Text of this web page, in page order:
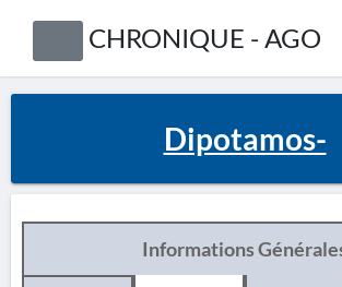
CHRONIQUE - AGO
Dipotamos-
Informations